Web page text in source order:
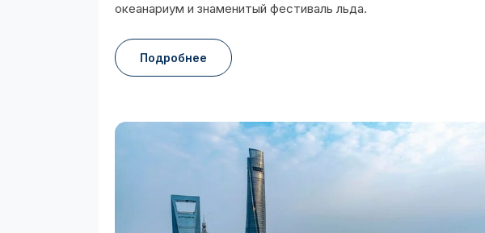
океанариум и знаменитый фестиваль льда.
Подробнее